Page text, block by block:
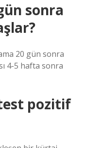
sonra
20 gün sonra
4-5 hafta sonra
pozitif